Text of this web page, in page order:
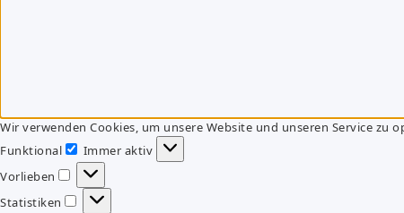
Wir verwenden Cookies, um unsere Website und unseren Service zu
Funktional
Funktional
Immer aktiv
Vorlieben
Vorlieben
Statistiken